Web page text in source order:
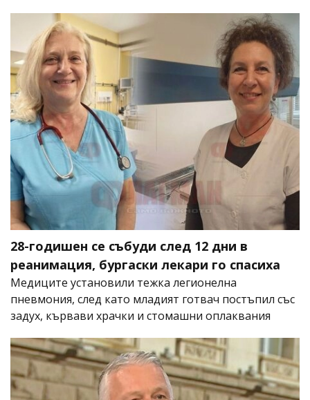
28-годишен се събуди след 12 дни в
реанимация, бургаски лекари го спасиха
Медиците установили тежка легионелна
пневмония, след като младият готвач постъпил със
задух, кървави храчки и стомашни оплаквания